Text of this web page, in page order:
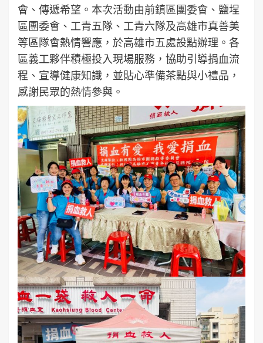
會、傳遞希望。本次活動由前鎮區團委會、鹽埕
區團委會、工青五隊、工青六隊及高雄市真善美
等區隊會熱情響應，於高雄市五處設點辦理。各
區義工夥伴積極投入現場服務，協助引導捐血流
程、宣導健康知識，並貼心準備茶點與小禮品，
感謝民眾的熱情參與。